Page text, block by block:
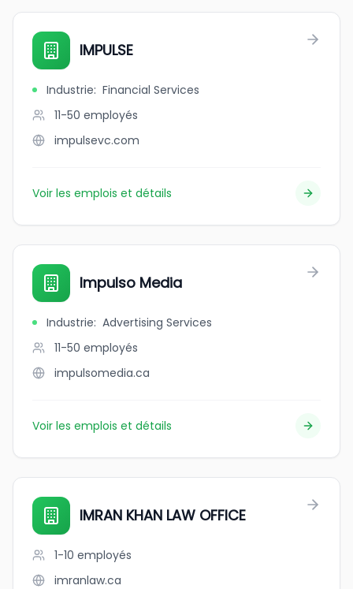
IMPULSE
Industrie: Financial Services
11-50 employés
impulsevc.com
Voir les emplois et détails
Impulso Media
Industrie: Advertising Services
11-50 employés
impulsomedia.ca
Voir les emplois et détails
IMRAN KHAN LAW OFFICE
1-10 employés
imranlaw.ca